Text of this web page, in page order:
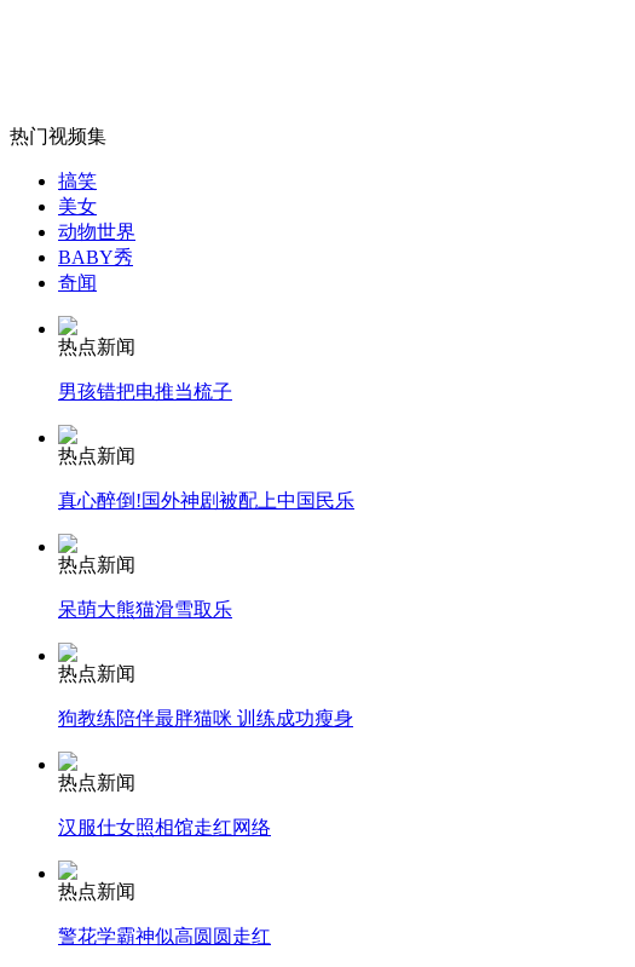
女孩北京地铁殴打老人 痛下狠手拳打脚踢
无痛分娩是否安全 医生回应
外交部：有关国家言论片面不公正
安徽一实载49人客车翻车
走！跟着总书记去植树
消防员救轻生者
纽约上演“枕头大战”
热门视频集
搞笑
美女
动物世界
BABY秀
奇闻
热点新闻
男孩错把电推当梳子
热点新闻
真心醉倒!国外神剧被配上中国民乐
热点新闻
呆萌大熊猫滑雪取乐
热点新闻
狗教练陪伴最胖猫咪 训练成功瘦身
热点新闻
汉服仕女照相馆走红网络
热点新闻
警花学霸神似高圆圆走红